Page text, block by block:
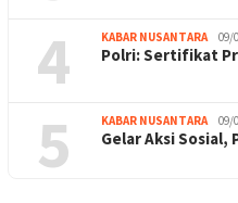
4 KABAR NUSANTARA 09/
Polri: Sertifikat
5 KABAR NUSANTARA 09/
Gelar Aksi Sosial,